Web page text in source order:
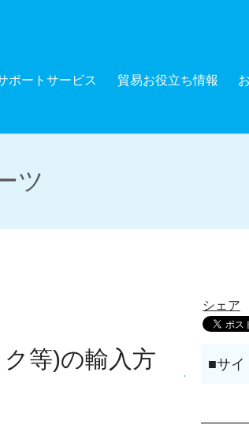
ポートサービス 貿易お役立ち情報
ツ
等)の輸入方
シェア